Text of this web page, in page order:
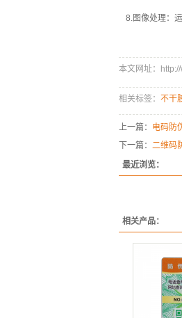
8.图像处理：
本文网址：
相关标签： 不干
上一篇： 电码防
下一篇： 二维码
最近浏览：
相关产品：